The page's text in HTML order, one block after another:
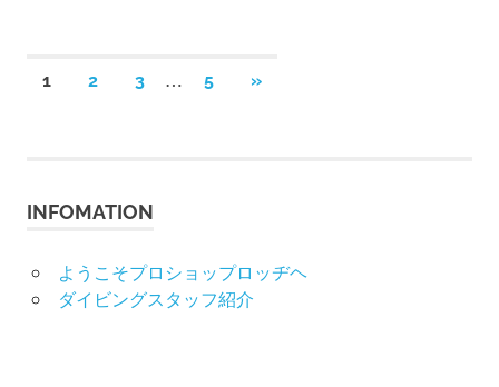
投
ペ
ー
ジ
1 2 3 … 5
次
»
INFOMATION
ようこそプロショップロッヂヘ
ダイビングスタッフ紹介